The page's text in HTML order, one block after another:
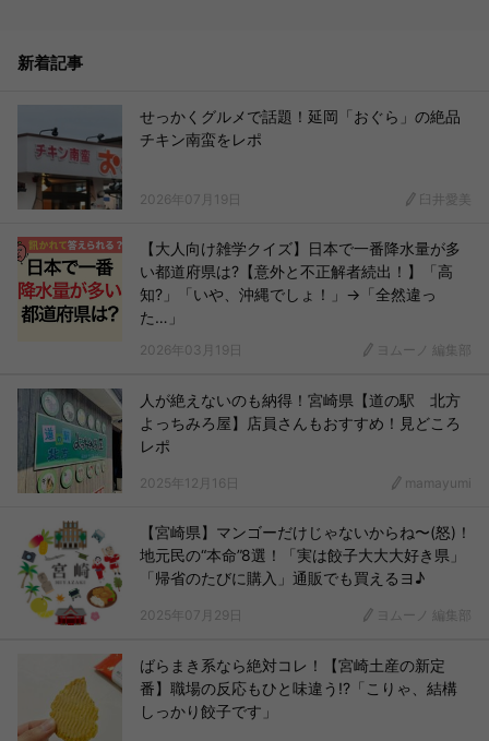
新着記事
せっかくグルメで話題！延岡「おぐら」の絶品
チキン南蛮をレポ
2026年07月19日 臼井愛美
【大人向け雑学クイズ】日本で一番降水量が多
い都道府県は?【意外と不正解者続出！】「高
知?」「いや、沖縄でしょ！」→「全然違っ
た…」
2026年03月19日 ヨムーノ 編集部
人が絶えないのも納得！宮崎県【道の駅 北方
よっちみろ屋】店員さんもおすすめ！見どころ
レポ
2025年12月16日 mamayumi
【宮崎県】マンゴーだけじゃないからね〜(怒)！
地元民の“本命”8選！「実は餃子大大大好き県」
「帰省のたびに購入」通販でも買えるヨ♪
2025年07月29日 ヨムーノ 編集部
ばらまき系なら絶対コレ！【宮崎土産の新定
番】職場の反応もひと味違う!?「こりゃ、結構
しっかり餃子です」